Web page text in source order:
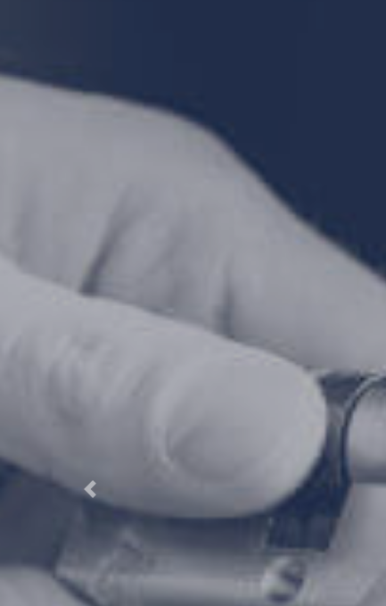
Previous